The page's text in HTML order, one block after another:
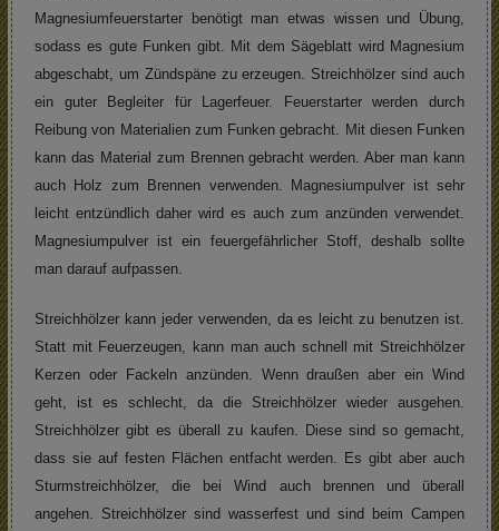
Magnesiumfeuerstarter benötigt man etwas wissen und Übung,
sodass es gute Funken gibt. Mit dem Sägeblatt wird Magnesium
abgeschabt, um Zündspäne zu erzeugen. Streichhölzer sind auch
ein guter Begleiter für Lagerfeuer. Feuerstarter werden durch
Reibung von Materialien zum Funken gebracht. Mit diesen Funken
kann das Material zum Brennen gebracht werden. Aber man kann
auch Holz zum Brennen verwenden. Magnesiumpulver ist sehr
leicht entzündlich daher wird es auch zum anzünden verwendet.
Magnesiumpulver ist ein feuergefährlicher Stoff, deshalb sollte
man darauf aufpassen.
Streichhölzer kann jeder verwenden, da es leicht zu benutzen ist.
Statt mit Feuerzeugen, kann man auch schnell mit Streichhölzer
Kerzen oder Fackeln anzünden. Wenn draußen aber ein Wind
geht, ist es schlecht, da die Streichhölzer wieder ausgehen.
Streichhölzer gibt es überall zu kaufen. Diese sind so gemacht,
dass sie auf festen Flächen entfacht werden. Es gibt aber auch
Sturmstreichhölzer, die bei Wind auch brennen und überall
angehen. Streichhölzer sind wasserfest und sind beim Campen